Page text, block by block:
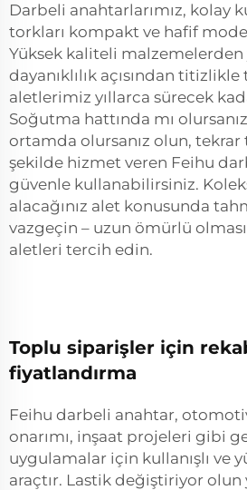
Darbeli anahtarlarımız, kolay
torkları kompakt ve hafif
Yüksek kaliteli malzemelerden
dayanıklılık açısından
aletlerimiz yıllarca sürecek
Soğutma hattında mı
ortamda olursanız olun, tekrar
şekilde hizmet veren Feihu
güvenle kullanabilirsiniz.
alacağınız alet konusunda
vazgeçin – uzun ömürlü
aletleri tercih edin.
Toplu siparişler için
fiyatlandırma
Feihu darbeli anahtar,
onarımı, inşaat projeleri gibi
uygulamalar için kullanışlı ve
araçtır. Lastik değiştiriyor